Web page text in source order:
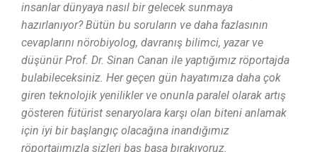
insanlar dünyaya nasıl bir gelecek sunmaya
hazırlanıyor? Bütün bu soruların ve daha fazlasının
cevaplarını nörobiyolog, davranış bilimci, yazar ve
düşünür Prof. Dr. Sinan Canan ile yaptığımız röportajda
bulabileceksiniz. Her geçen gün hayatımıza daha çok
giren teknolojik yenilikler ve onunla paralel olarak artış
gösteren fütürist senaryolara karşı olan biteni anlamak
için iyi bir başlangıç olacağına inandığımız
röportajımızla sizleri baş başa bırakıyoruz.